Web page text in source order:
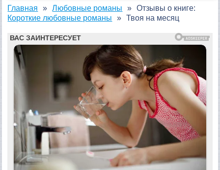
Главная
Любовные романы
Короткие любовные романы
Отзывы о книге:
Твоя на месяц